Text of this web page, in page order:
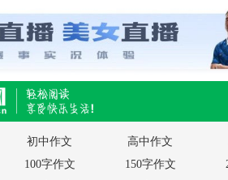
移动版
初中作文 高中作文
100字作文 150字作文